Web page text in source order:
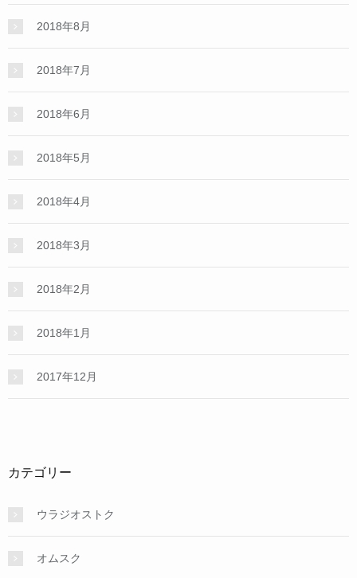
2018年8月
2018年7月
2018年6月
2018年5月
2018年4月
2018年3月
2018年2月
2018年1月
2017年12月
カテゴリー
ウラジオストク
オムスク